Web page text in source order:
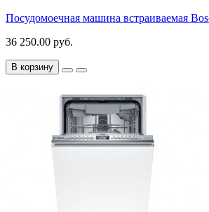
Посудомоечная машина встраиваемая
36 250.00 руб.
В корзину